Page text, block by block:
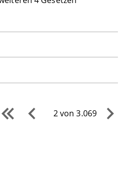
2 von 3.069